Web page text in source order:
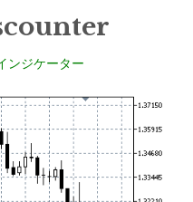
方法
ンジケーター